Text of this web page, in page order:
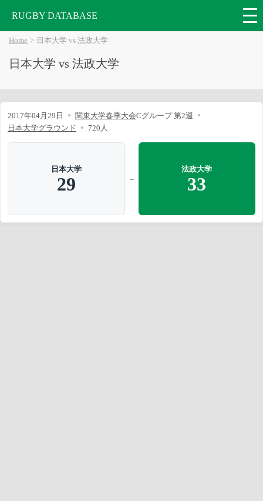
RUGBY DATABASE
Home 日本大学 vs 法政大学
日本大学 vs 法政大学
2017年04月29日 関東大学春季大会Cグループ 第2週
日本大学グラウンド
720人
日本大学
29 -
法政大学
33